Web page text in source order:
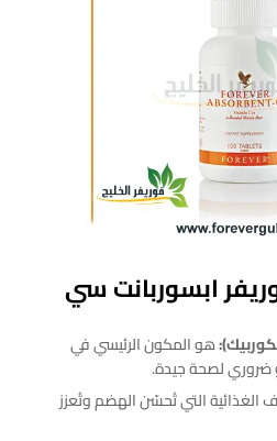
ابسوربانت سي
هو المكون الرئيسي في
الغذائية التي تُحسّن الهضم وتُعزز